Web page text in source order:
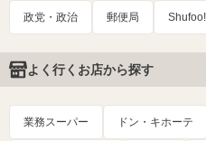
政党・政治 郵便局
よく行くお店から探す
業務スーパー ドン・キホーテ